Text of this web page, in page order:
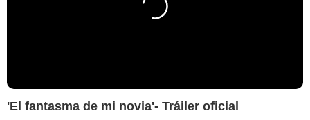
'El fantasma de mi novia'- Tráiler oficial